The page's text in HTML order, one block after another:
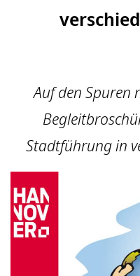
Auf den Spuren
Stadtführung in